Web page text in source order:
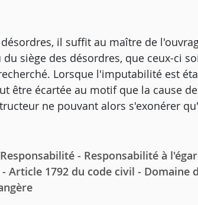
il suffit au maître de
siège des désordres, que ceux-ci
Lorsque l'imputabilité est
être écartée au motif que la cause
ne pouvant alors s'exonérer
- Responsabilité - Responsabilité à
Article 1792 du code civil - Domaine